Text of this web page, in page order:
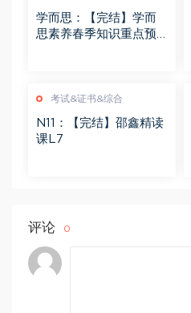
学而思：【完结】学而
思素养春季知识重点预
考试&证书&综合
N11：【完结】邵鑫精读
课L7
评论 0